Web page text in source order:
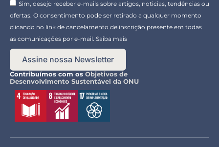
Sim, desejo receber e-mails sobre artigos, noticias, tendências ou
ofertas. O consentimento pode ser retirado a qualquer momento
clicando no link de cancelamento de inscrição presente em todas
as comunicações por e-mail. Saiba mais
Assine nossa Newsletter
Contribuímos com os Objetivos de
Desenvolvimento Sustentável da ONU